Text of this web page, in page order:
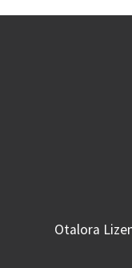
Otalora